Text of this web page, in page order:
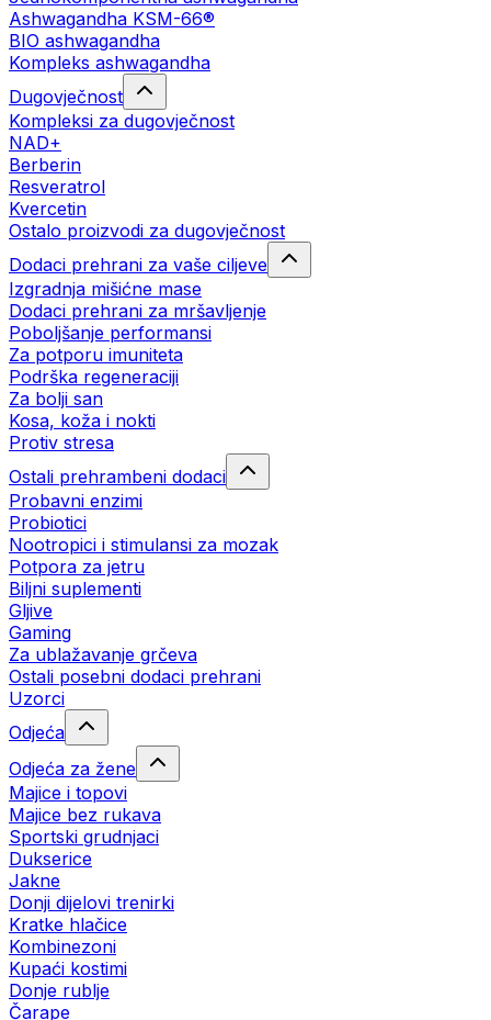
Ashwagandha KSM-66®
BIO ashwagandha
Kompleks ashwagandha
Dugovječnost
Kompleksi za dugovječnost
NAD+
Berberin
Resveratrol
Kvercetin
Ostalo proizvodi za dugovječnost
Dodaci prehrani za vaše ciljeve
Izgradnja mišićne mase
Dodaci prehrani za mršavljenje
Poboljšanje performansi
Za potporu imuniteta
Podrška regeneraciji
Za bolji san
Kosa, koža i nokti
Protiv stresa
Ostali prehrambeni dodaci
Probavni enzimi
Probiotici
Nootropici i stimulansi za mozak
Potpora za jetru
Biljni suplementi
Gljive
Gaming
Za ublažavanje grčeva
Ostali posebni dodaci prehrani
Uzorci
Odjeća
Odjeća za žene
Majice i topovi
Majice bez rukava
Sportski grudnjaci
Dukserice
Jakne
Donji dijelovi trenirki
Kratke hlačice
Kombinezoni
Kupaći kostimi
Donje rublje
Čarape